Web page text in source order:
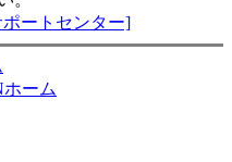
ートセンター]
ーム